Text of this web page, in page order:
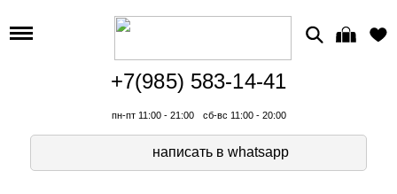
+7(985) 583-14-41
пн-пт 11:00 - 21:00 сб-вс 11:00 - 20:00
написать в whatsapp